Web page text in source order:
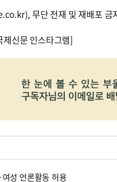
무단 전재 및 재배포 금
제신문 인스타그램]
성 언론활동 허용